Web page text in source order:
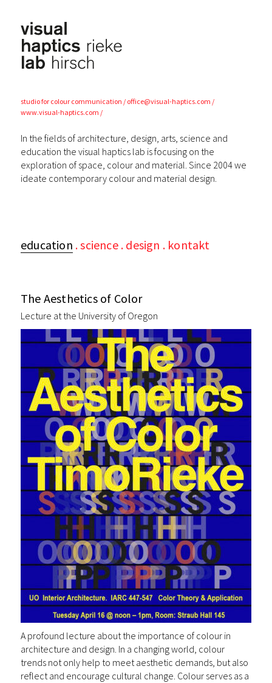
haptics lab
studio for colour communication
office@visual-haptics.com
www.visual-haptics.com
In the fields of architecture, design, arts, science and
education the visual haptics lab is focusing on the
exploration of space, colour and material. Since 2004 we
ideate contemporary colour and material design.
education science design kontakt
The Aesthetics of Color
Lecture at the University of Oregon
A profound lecture about the importance of colour in
architecture and design. In a changing world, colour
trends not only help to meet aesthetic demands, but also
reflect and encourage cultural change. Colour serves as a